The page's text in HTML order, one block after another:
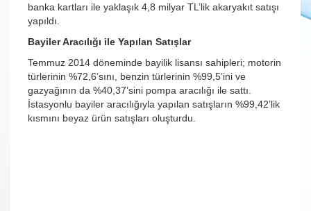
banka kartları ile yaklaşık 4,8 milyar TL’lik akaryakıt satışı
yapıldı.
Bayiler Aracılığı ile Yapılan Satışlar
Temmuz 2014 döneminde bayilik lisansı sahipleri; motorin
türlerinin %72,6’sını, benzin türlerinin %99,5’ini ve
gazyağının da %40,37’sini pompa aracılığı ile sattı.
İstasyonlu bayiler aracılığıyla yapılan satışların %99,42’lik
kısmını beyaz ürün satışları oluşturdu.